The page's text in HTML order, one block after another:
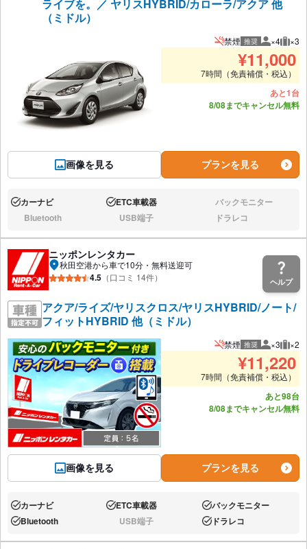
ライブを。／ ヤリスHYBRID/カローラ/アクア 他
（ミドル）
画像を見る
禁煙 推奨 推奨人数
×4 推
×3
¥11,000
7時間（免責補償・税込）
あと1台
8/08までキャンセル無料
プランを見る
あり:カーナビ あり:ETC車載器 なし:バックモニター
なし:Bluetooth なし:USB端子 なし:ドラレコ
ニッポンレンタカー
秋田空港から車で10分・無料送迎可
4.5 （口コミ 14件）
アクア/ライズ/ヤリスクロス/ヤリスHYBRID/ノート/
フィットHYBRID 他（ミドル）
画像を見る
禁煙 推奨 推奨人数
×3 推
×2
¥11,220
7時間（免責補償・税込）
あと98台
8/08までキャンセル無料
プランを見る
あり:カーナビ あり:ETC車載器 あり:バックモニター
あり:Bluetooth なし:USB端子 あり:ドラレコ
ヘルプ